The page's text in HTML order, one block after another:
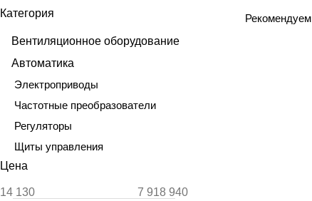
Рекомендуем
Категория
Вентиляционное оборудование
Автоматика
Электроприводы
Частотные преобразователи
Регуляторы
Щиты управления
Цена